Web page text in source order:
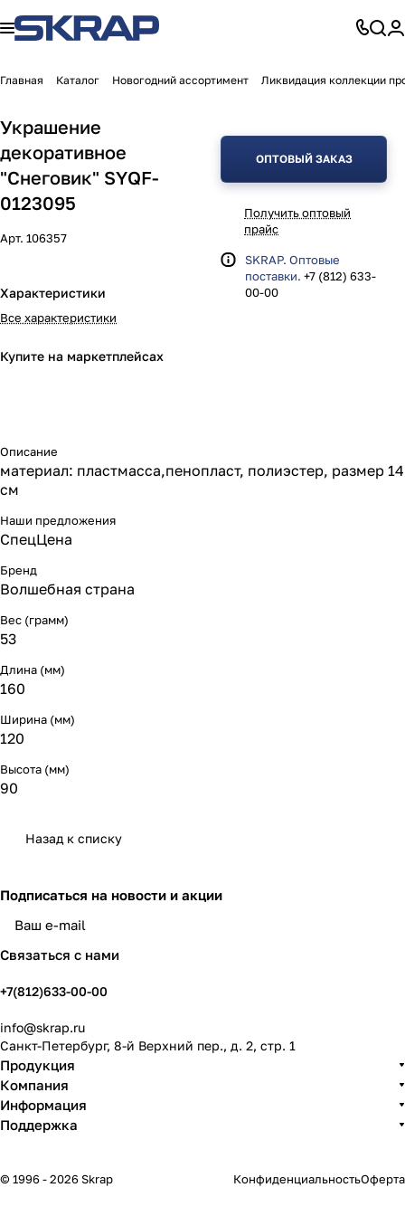
Главная Каталог Новогодний ассортимент Ликвидация коллекции
Украшение
декоративное
"Снеговик" SYQF-
0123095
Арт. 106357
Характеристики
Все характеристики
Купите на маркетплейсах
ОПТОВЫЙ ЗАКАЗ
Получить оптовый
прайс
SKRAP. Оптовые
поставки. +7 (812) 633-
00-00
Описание
материал: пластмасса,пенопласт, полиэстер, размер 14
см
Наши предложения
СпецЦена
Бренд
Волшебная страна
Вес (грамм)
53
Длина (мм)
160
Ширина (мм)
120
Высота (мм)
90
Назад к списку
Подписаться на новости и акции
Связаться с нами
+7(812)633-00-00
info@skrap.ru
Санкт-Петербург, 8-й Верхний пер., д. 2, стр. 1
Продукция
Компания
Информация
Поддержка
© 1996 - 2026 Skrap КонфиденциальностьОферта